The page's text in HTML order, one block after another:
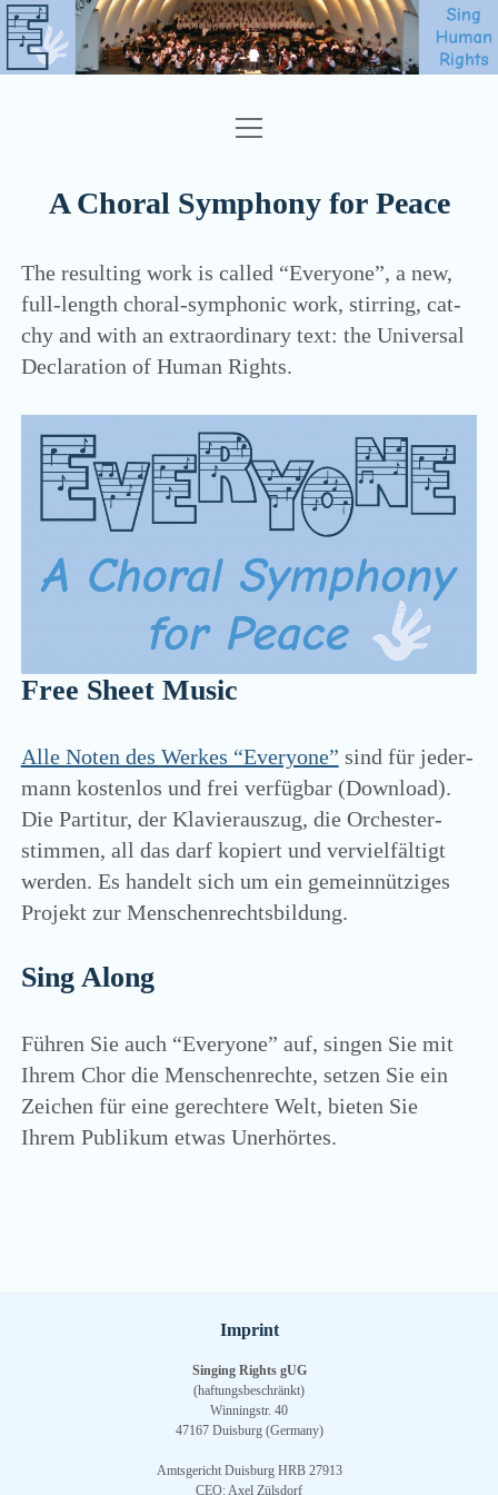
EVERYONE
FAQ
CONTACT
NEWSLETTER
SING HUMAN RIGHTS
ENGLISH
open
menu
(GERMAN
facebookyoutube soundcloud
open
menu
A Choral Symphony for Peace
The resul­ting work is cal­led “Everyone”, a new,
full-length cho­ral-sym­pho­nic work, stir­ring, cat­
chy and with an extra­or­di­na­ry text: the Uni­ver­sal
Decla­ra­ti­on of Human Rights.
Free Sheet Music
Alle Noten des Wer­kes “Everyone” sind für jeder­
mann kos­ten­los und frei ver­füg­bar (Down­load).
Die Par­ti­tur, der Kla­vier­aus­zug, die Orches­ter­
stim­men, all das darf kopiert und ver­viel­fäl­tigt
wer­den. Es han­delt sich um ein gemein­nüt­zi­ges
Pro­jekt zur Menschenrechtsbildung.
Sing Along
Füh­ren Sie auch “Everyone” auf, sin­gen Sie mit
Ihrem Chor die Men­schen­rech­te, set­zen Sie ein
Zei­chen für eine gerech­te­re Welt, bie­ten Sie
Ihrem Publi­kum etwas Unerhörtes.
Imprint
Singing Rights gUG
(haftungsbeschränkt)
Winningstr. 40
47167 Duisburg (Germany)
Amtsgericht Duisburg HRB 27913
CEO: Axel Zülsdorf